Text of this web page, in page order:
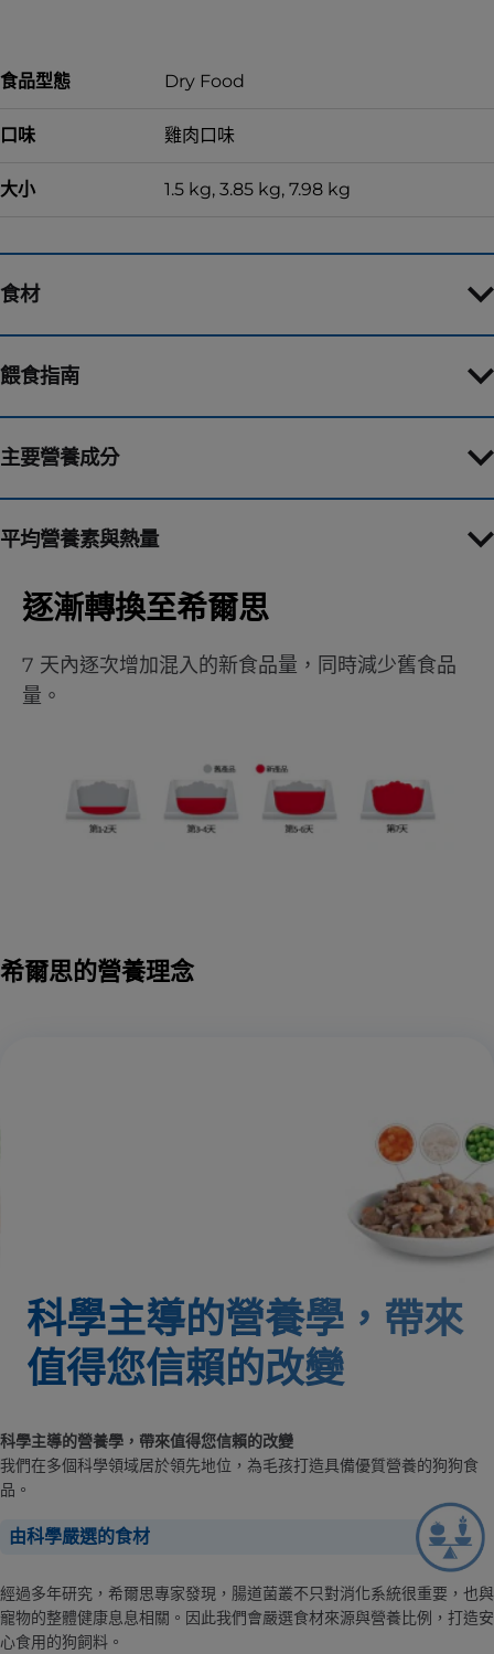
食品型態 Dry Food
口味 雞肉口味
大小 1.5 kg, 3.85 kg, 7.98 kg
食材
餵食指南
主要營養成分
平均營養素與熱量
逐漸轉換至希爾思
7 天內逐次增加混入的新食品量，同時減少舊食品
量。
希爾思的營養理念
科學主導的營養學，帶來
值得您信賴的改變
科學主導的營養學，帶來值得您信賴的改變
我們在多個科學領域居於領先地位，為毛孩打造具備優質營養的狗狗食
品。
由科學嚴選的食材
經過多年研究，希爾思專家發現，腸道菌叢不只對消化系統很重要，也與
寵物的整體健康息息相關。因此我們會嚴選食材來源與營養比例，打造安
心食用的狗飼料。